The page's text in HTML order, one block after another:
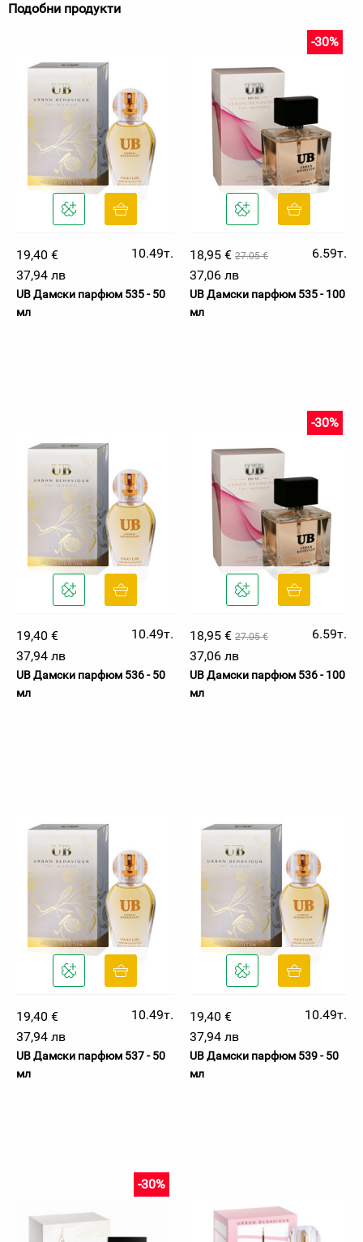
Подобни продукти
19,40 €
10.49т.
37,94 лв
UB Дамски парфюм 535 - 50
мл
18,95 € 27.05 €
-30%
6.59т.
37,06 лв
UB Дамски парфюм 535 - 100
мл
19,40 €
10.49т.
37,94 лв
UB Дамски парфюм 536 - 50
мл
18,95 € 27.05 €
-30%
6.59т.
37,06 лв
UB Дамски парфюм 536 - 100
мл
19,40 €
10.49т.
37,94 лв
UB Дамски парфюм 537 - 50
мл
19,40 €
10.49т.
37,94 лв
UB Дамски парфюм 539 - 50
мл
-30%